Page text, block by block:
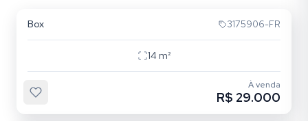
Box 3175906-FR
14 m²
À venda
R$ 29.000